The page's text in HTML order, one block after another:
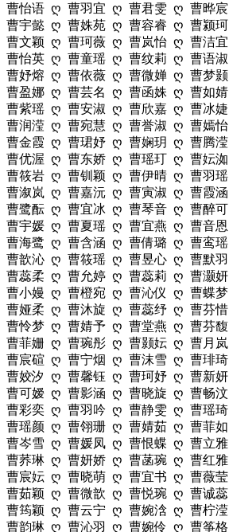
曹怡语 ღ 曹羽宜 ღ 曹君雯 ღ 曹晔宸
曹宇懿 ღ 曹姝苑 ღ 曹容睿 ღ 曹颍珂
曹文颖 ღ 曹珂薇 ღ 曹岚怡 ღ 曹洁宜
曹怡英 ღ 曹童瑶 ღ 曹纹莉 ღ 曹语淑
曹妤熔 ღ 曹依薇 ღ 曹微婵 ღ 曹梦颢
曹盈娜 ღ 曹芸名 ღ 曹函姝 ღ 曹如婧
曹紫瑶 ღ 曹安淑 ღ 曹欣嘉 ღ 曹冰婕
曹润滢 ღ 曹宛慧 ღ 曹誉淑 ღ 曹嫣怡
曹金霞 ღ 曹珺妤 ღ 曹娴玥 ღ 曹腾滢
曹优渥 ღ 曹东娇 ღ 曹瑶玎 ღ 曹妘洳
曹筱岩 ღ 曹钏颖 ღ 曹伊晴 ღ 曹羽瑶
曹溆岚 ღ 曹嘉沅 ღ 曹寅淑 ღ 曹霞涵
曹鹭酝 ღ 曹宜冰 ღ 曹琴音 ღ 曹醉可
曹宇媛 ღ 曹夏瑶 ღ 曹宜燕 ღ 曹音恩
曹海鹭 ღ 曹含涵 ღ 曹倩璐 ღ 曹鸾瑶
曹歆沁 ღ 曹筱瑶 ღ 曹昱心 ღ 曹默羽
曹蕊柔 ღ 曹允婷 ღ 曹蕊莉 ღ 曹灏妍
曹小嫚 ღ 曹橙宛 ღ 曹沁仪 ღ 曹蝶梦
曹娅柔 ღ 曹沐旋 ღ 曹蕊纾 ღ 曹芬惜
曹怜梦 ღ 曹婧予 ღ 曹堂燕 ღ 曹芬馥
曹菲姗 ღ 曹琬彤 ღ 曹颢妘 ღ 曹月岚
曹宸碹 ღ 曹宁烟 ღ 曹沫雪 ღ 曹琲琦
曹姣汐 ღ 曹馨钰 ღ 曹珂妤 ღ 曹新妍
曹可嫒 ღ 曹影涵 ღ 曹晓旋 ღ 曹畅汶
曹彩奕 ღ 曹羽吟 ღ 曹静雯 ღ 曹瑶琦
曹瑶颜 ღ 曹翎珊 ღ 曹婧茹 ღ 曹菲如
曹岑雪 ღ 曹媛凤 ღ 曹恨蝶 ღ 曹立雅
曹荞琳 ღ 曹妍娇 ღ 曹菡琬 ღ 曹红雅
曹宸妘 ღ 曹晓萌 ღ 曹宜书 ღ 曹薇莹
曹茹颖 ღ 曹微歆 ღ 曹悦琬 ღ 曹诚蕊
曹筠颖 ღ 曹云宁 ღ 曹婉浛 ღ 曹柠滢
曹韵琳 ღ 曹沁羽 ღ 曹婉伶 ღ 曹筝格